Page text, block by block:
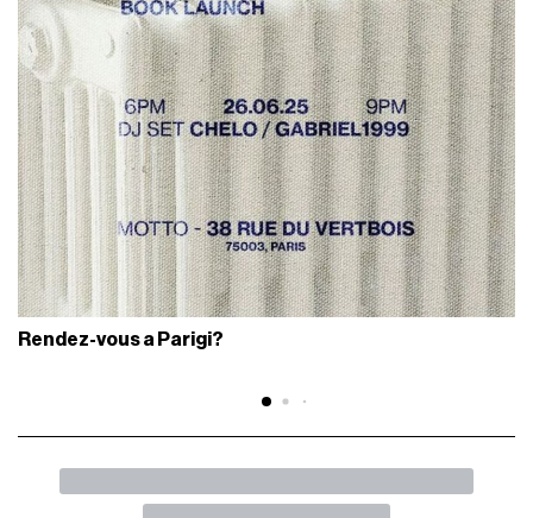
Rendez-vous a Parigi?